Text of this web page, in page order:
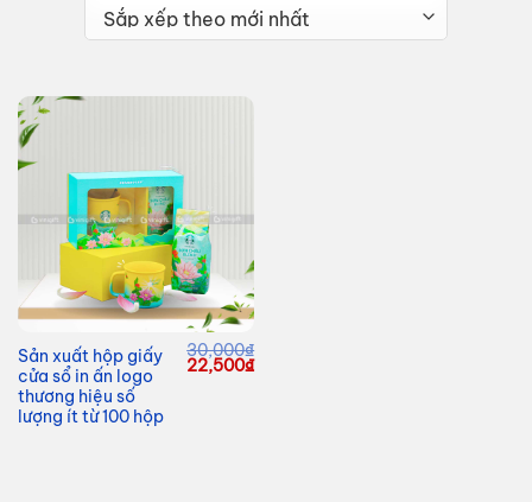
Sản xuất hộp giấy
cửa sổ in ấn logo
thương hiệu số
lượng ít từ 100 hộp
30,000₫
Giá
gốc
22,500₫Giá